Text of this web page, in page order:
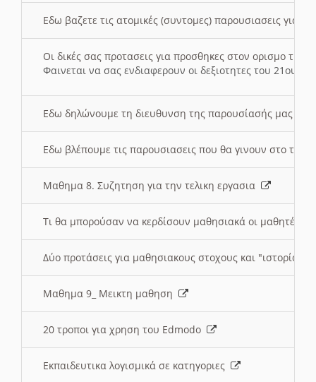
Εδω βαζετε τις ατομικές (συντομες) παρουσιασεις για
Οι δικές σας προτασεις για προσθηκες στον ορισμο
Φαινεται να σας ενδιαφερουν οι δεξιοτητες του 21ου
Εδω δηλώνουμε τη διευθυνση της παρουσίασής μας
Εδω βλέπουμε τις παρουσιασεις που θα γινουν στο
Μαθημα 8. Συζητηση για την τελικη εργασια
Τι θα μπορούσαν να κερδίσουν μαθησιακά οι μαθητές/
Δύο προτάσεις για μαθησιακους στοχους και "ιστορία"
Μαθημα 9_ Μεικτη μαθηση
20 τροποι για χρηση του Edmodo
Εκπαιδευτικα λογισμικά σε κατηγοριες